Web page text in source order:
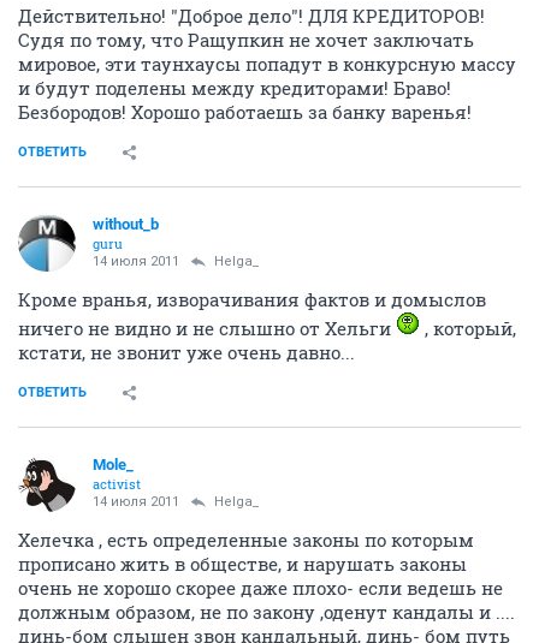
Действительно! "Доброе дело"! ДЛЯ КРЕДИТОРОВ!
Судя по тому, что Ращупкин не хочет заключать
мировое, эти таунхаусы попадут в конкурсную массу
и будут поделены между кредиторами! Браво!
Безбородов! Хорошо работаешь за банку варенья!
ОТВЕТИТЬ
without_b
guru
14 июля 2011 Helga_
Кроме вранья, изворачивания фактов и домыслов
ничего не видно и не слышно от Хельги
, который,
кстати, не звонит уже очень давно...
ОТВЕТИТЬ
Mole_
activist
14 июля 2011 Helga_
Хелечка , есть определенные законы по которым
прописано жить в обществе, и нарушать законы
очень не хорошо скорее даже плохо- если ведешь не
должным образом, не по закону ,оденут кандалы и ....
динь-бом слышен звон кандальный, динь- бом путь